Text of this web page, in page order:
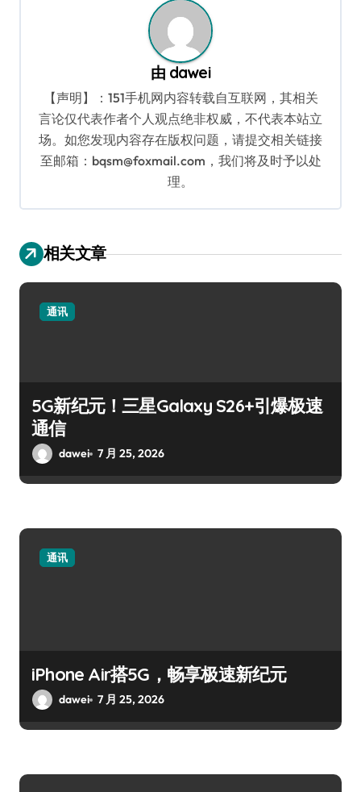
由 dawei
【声明】：151手机网内容转载自互联网，其相关
言论仅代表作者个人观点绝非权威，不代表本站立
场。如您发现内容存在版权问题，请提交相关链接
至邮箱：bqsm@foxmail.com，我们将及时予以处
理。
相关文章
通讯
5G新纪元！三星Galaxy S26+引爆极速
通信
dawei 7 月 25, 2026
通讯
iPhone Air搭5G，畅享极速新纪元
dawei 7 月 25, 2026